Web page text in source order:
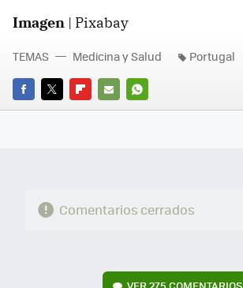
Imagen | Pixabay
FACEBOOK
TWITTERFLIPBOARD
E-
WHATSAPP
TEMAS Medicina y Salud Portugal
Comentarios cerrados